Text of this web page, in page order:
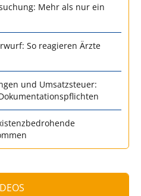
Mehr als nur ein
So reagieren Ärzte
und Umsatzsteuer: